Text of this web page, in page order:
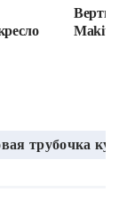
Makita
трубочка